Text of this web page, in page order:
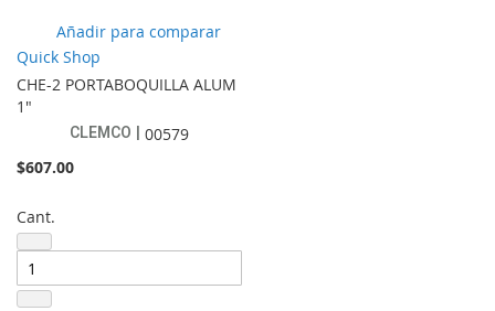
Añadir
a
de
Añadir para comparar
Quick Shop
CHE-2 PORTABOQUILLA ALUM
1"
CLEMCO
00579
$607.00
Cant.